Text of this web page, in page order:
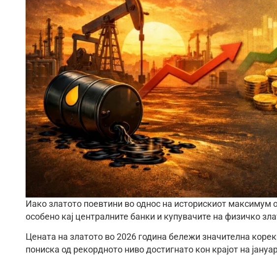
Иако златото поевтини во однос на историскиот максимум
особено кај централните банки и купувачите на физичко
Цената на златото во 2026 година бележи значителна
пониска од рекордното ниво достигнато кон крајот на